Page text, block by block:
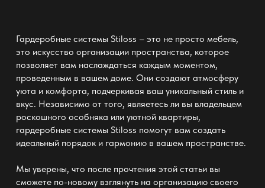
Гардеробные системы Stiloss – это не просто мебель,
это искусство организации пространства, которое
позволяет вам наслаждаться каждым моментом,
проведенным в вашем доме. Они создают атмосферу
уюта и комфорта, подчеркивая ваш уникальный стиль и
вкус. Независимо от того, являетесь ли вы владельцем
роскошного особняка или уютной квартиры,
гардеробные системы Stiloss помогут вам создать
идеальный порядок и гармонию в вашем пространстве.
Мы уверены, что после прочтения этой статьи вы
сможете по-новому взглянуть на организацию своего